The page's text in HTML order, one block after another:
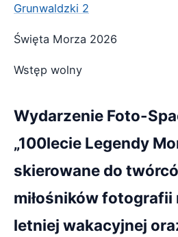
Grunwaldzki 2
Święta Morza 2026
Wstęp wolny
Wydarzenie Foto-
„100lecie Legendy
skierowane do
miłośników fotografii
letniej wakacyjnej